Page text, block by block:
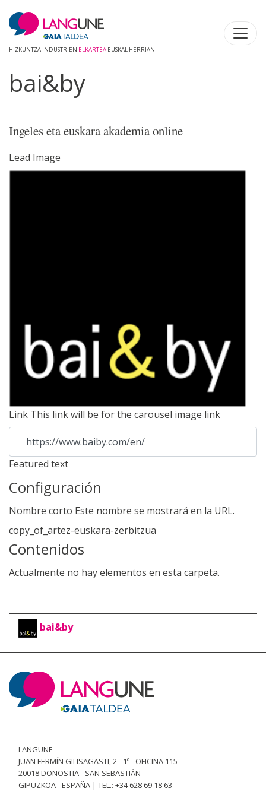
HIZKUNTZA INDUSTRIEN ELKARTEA EUSKAL HERRIAN
bai&by
Ingeles eta euskara akademia online
Lead Image
Link This link will be for the carousel image link
https://www.baiby.com/en/
Featured text
Configuración
Nombre corto Este nombre se mostrará en la URL.
copy_of_artez-euskara-zerbitzua
Contenidos
Actualmente no hay elementos en esta carpeta.
bai&by
LANGUNE
JUAN FERMÍN GILISAGASTI, 2 - 1º - OFICINA 115
20018 DONOSTIA - SAN SEBASTIÁN
GIPUZKOA - ESPAÑA | TEL.: +34 628 69 18 63